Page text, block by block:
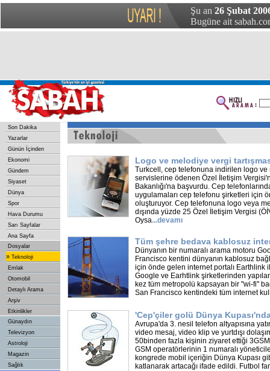
Şu an 26 Şubat
Bugüne ait
Son Dakika
Yazarlar
Günün İçinden
Ekonomi
Gündem
Siyaset
Dünya
Spor
Hava Durumu
Sarı Sayfalar
Ana Sayfa
Dosyalar
» Teknoloji
Emlak
Otomobil
Detaylı Arama
Arşiv
Etkinlikler
Günaydın
Televizyon
Astroloji
Magazin
Sağlık
Logo ve melodiye vergi
Turkcell, cep telefonuna indirilen logo
servislerine ödenen Özel İletişim
Bakanlığı'na başvurdu. Cep
uygulamaları cep telefonu şirketleri için
oluşturuyor. Cep telefonuna logo veya
dışında yüzde 25 Özel İletişim Vergisi
Oysa...devamı
Tüm şehre bedava kablosuz
Dünyanın bir numaralı arama motoru
Francisco kentini dünyanın kablosuz
için önde gelen internet portalı Earthlink
Google ve Earhtlink şirketlerinden
kez tüm metropolü kapsayan bir ''wi-fi''
San Francisco kentindeki tüm internet
'Cep'çiler golü Dünya
Avrupa'da 3. nesil telefon altyapısına
video mesaj, video klip ve yurtdışı
50binden fazla kişinin ziyaret ettiği
GSM operatörlerinin 1 numaralı
kongrede mobil içeriğin Dünya Kupası
katlanarak artacağı ifade edildi. Futbol